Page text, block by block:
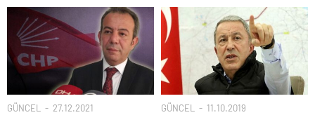
GÜNCEL 27.12.2021 GÜNCEL 11.10.2019